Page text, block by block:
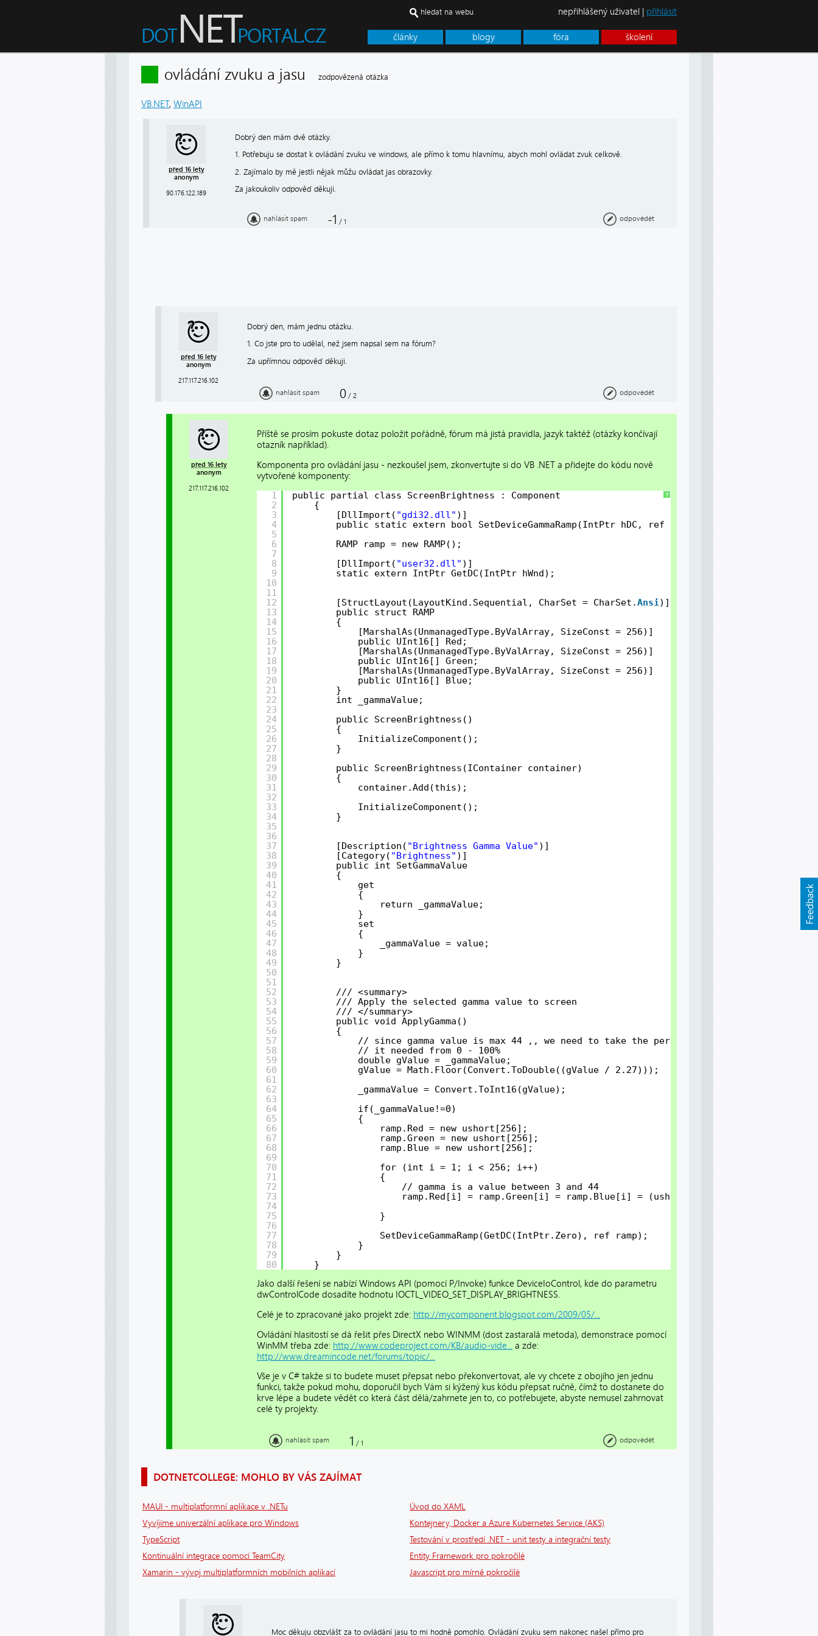
články blogy fóra školení
hledat na webu nepřihlášený uživatel | přihlásit
ovládání zvuku a jasu zodpovězená otázka
VB.NET, WinAPI
před 16 lety
anonym
90.176.122.189
Dobrý den mám dvě otázky.
1. Potřebuju se dostat k ovládání zvuku ve windows, ale přímo k tomu hlavnímu, abych mohl ovládat zvuk celkově.
2. Zajímalo by mě jestli nějak můžu ovládat jas obrazovky.
Za jakoukoliv odpověď děkuji.
nahlásit spam -1 / 1 odpovědět
před 16 lety
anonym
217.117.216.102
Dobrý den, mám jednu otázku.
1. Co jste pro to udělal, než jsem napsal sem na fórum?
Za upřímnou odpověď děkuji.
nahlásit spam 0 / 2 odpovědět
před 16 lety
anonym
217.117.216.102
Příště se prosím pokuste dotaz položit pořádně, fórum má jistá pravidla, jazyk taktéž (otázky končívají
otazník například).
Komponenta pro ovládání jasu - nezkoušel jsem, zkonvertujte si do VB .NET a přidejte do kódu nově
vytvořené komponenty:
?
1
2
3
4
5
6
7
8
9
10
11
12
13
14
15
16
17
18
19
20
21
22
23
24
25
26
27
28
29
30
31
32
33
34
35
36
37
38
39
40
41
42
43
44
45
46
47
48
49
50
51
52
53
54
55
56
57
58
59
60
61
62
63
64
65
66
67
68
69
70
71
72
73
74
75
76
77
78
79
80
public partial class ScreenBrightness : Component
{
[DllImport( "gdi32.dll" )]
public static extern bool SetDeviceGammaRamp(IntPtr hDC, ref RAMP lpRamp);
RAMP ramp = new RAMP();
[DllImport( "user32.dll" )]
static extern IntPtr GetDC(IntPtr hWnd);
[StructLayout(LayoutKind.Sequential, CharSet = CharSet.Ansi )]
public struct RAMP
{
[MarshalAs(UnmanagedType.ByValArray, SizeConst = 256)]
public UInt16[] Red;
[MarshalAs(UnmanagedType.ByValArray, SizeConst = 256)]
public UInt16[] Green;
[MarshalAs(UnmanagedType.ByValArray, SizeConst = 256)]
public UInt16[] Blue;
}
int _gammaValue;
public ScreenBrightness()
{
InitializeComponent();
}
public ScreenBrightness(IContainer container)
{
container.Add(this);
InitializeComponent();
}
[Description( "Brightness Gamma Value" )]
[Category( "Brightness" )]
public int SetGammaValue
{
get
{
return _gammaValue;
}
set
{
_gammaValue = value;
}
}
/// <summary>
/// Apply the selected gamma value to screen
/// </summary>
public void ApplyGamma()
{
// since gamma value is max 44 ,, we need to take the percentage from this because
// it needed from 0 - 100%
double gValue = _gammaValue;
gValue = Math.Floor(Convert.ToDouble((gValue / 2.27)));
_gammaValue = Convert.ToInt16(gValue);
if(_gammaValue!=0)
{
ramp.Red = new ushort[256];
ramp.Green = new ushort[256];
ramp.Blue = new ushort[256];
for (int i = 1; i < 256; i++)
{
// gamma is a value between 3 and 44
ramp.Red[i] = ramp.Green[i] = ramp.Blue[i] = (ushort)(Math.Min(65535,
}
SetDeviceGammaRamp(GetDC(IntPtr.Zero), ref ramp);
}
}
}
Jako další řešení se nabízí Windows API (pomocí P/Invoke) funkce DeviceIoControl, kde do parametru
dwControlCode dosadíte hodnotu IOCTL_VIDEO_SET_DISPLAY_BRIGHTNESS.
Celé je to zpracované jako projekt zde: http://mycomponent.blogspot.com/2009/05/...
Ovládání hlasitostí se dá řešit přes DirectX nebo WINMM (dost zastaralá metoda), demonstrace pomocí
WinMM třeba zde: http://www.codeproject.com/KB/audio-vide...
a zde:
http://www.dreamincode.net/forums/topic/...
Vše je v C# takže si to budete muset přepsat nebo překonvertovat, ale vy chcete z obojího jen jednu
funkci, takže pokud mohu, doporučil bych Vám si kýžený kus kódu přepsat ručně, čímž to dostanete do
krve lépe a budete vědět co která část dělá/zahrnete jen to, co potřebujete, abyste nemusel zahrnovat
celé ty projekty.
nahlásit spam 1 / 1 odpovědět
DOTNETCOLLEGE: MOHLO BY VÁS ZAJÍMAT
MAUI - multiplatformní aplikace v .NETu
Úvod do XAML
Vyvíjíme univerzální aplikace pro Windows
Kontejnery, Docker a Azure Kubernetes Service (AKS)
TypeScript
Testování v prostředí .NET - unit testy a integrační testy
Kontinuální integrace pomocí TeamCity
Entity Framework pro pokročilé
Xamarin - vývoj multiplatformních mobilních aplikací
Javascript pro mírně pokročilé
Moc děkuju obzvlášť za to ovládání jasu to mi hodně pomohlo. Ovládání zvuku sem nakonec našel přímo pro